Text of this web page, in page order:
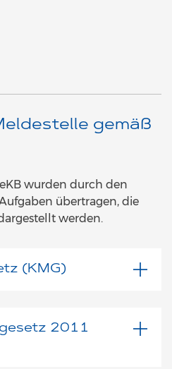
gemäß
wurden durch den
übertragen, die
werden.
(KMG)
2011